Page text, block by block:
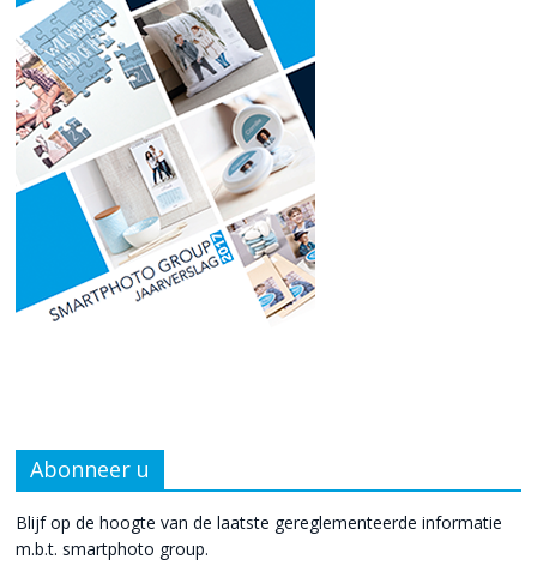
Abonneer u
Blijf op de hoogte van de laatste gereglementeerde informatie
m.b.t. smartphoto group.